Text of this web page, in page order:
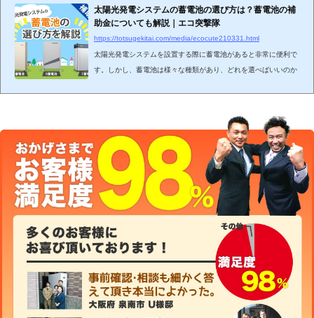
太陽光発電システムの蓄電池の選び方は？蓄電池の補
助金についても解説｜エコ突撃隊
https://totsugekitai.com/media/ecocute210331.html
太陽光発電システムを設置する際に蓄電池があると非常に便利で
す。しかし、蓄電池は様々な種類があり、どれを選べばいいのか